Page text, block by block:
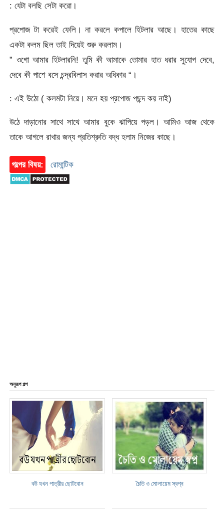
: যেটা বলছি সেটা করো।
প্রপোজ টা করেই ফেলি। না করলে কপালে হিটলার আছে। হাতের কাছে
একটা কলম ছিল তাই দিয়েই শুরু করলাম।
” ওগো আমার হিটলারনি! তুমি কী আমাকে তোমার হাত ধরার সুযোগ দেবে,
দেবে কী পাশে বসে চন্দ্রবিলাস করার অধিকার “।
: এই উঠো ( কলমটা নিয়ে। মনে হয় প্রপোজ পছন্দ কয় নাই)
উঠে দাড়ানোর সাথে সাথে আমার বুকে ঝাপিয়ে পড়ল। আমিও আজ থেকে
তাকে আগলে রাখার জন্য প্রতিশ্রুতি বদ্ধ হলাম নিজের কাছে।
গল্পের বিষয়: রোমান্টিক
অনুরূপ গল্প
বউ যখন পাত্রীর ছোটবোন চৈতি ও মোলায়েম স্বপ্ন